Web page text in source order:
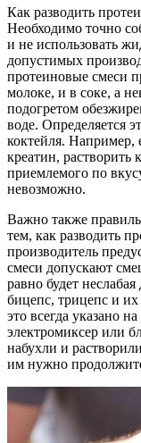
Как разводить
Необходимо точно
и не использовать
допустимых
протеиновые смеси
молоке, и в соке, а
подогретом
воде. Определяется
коктейля. Например,
креатин, растворить
приемлемого по
невозможно.
Важно также
тем, как разводить
производитель
смеси допускают
равно будет
бицепс, трицепс и
это всегда указано
электромиксер или
набухли и
им нужно